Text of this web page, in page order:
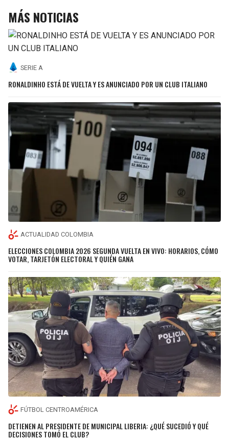
MÁS NOTICIAS
SERIE A
RONALDINHO ESTÁ DE VUELTA Y ES ANUNCIADO POR UN CLUB ITALIANO
ACTUALIDAD COLOMBIA
ELECCIONES COLOMBIA 2026 SEGUNDA VUELTA EN VIVO: HORARIOS, CÓMO
VOTAR, TARJETÓN ELECTORAL Y QUIÉN GANA
FÚTBOL CENTROAMÉRICA
DETIENEN AL PRESIDENTE DE MUNICIPAL LIBERIA: ¿QUÉ SUCEDIÓ Y QUÉ
DECISIONES TOMÓ EL CLUB?